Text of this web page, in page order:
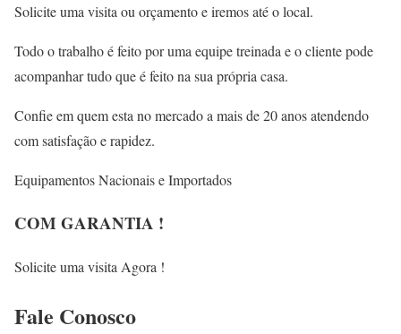
Solicite uma visita ou orçamento e iremos até o local.
Todo o trabalho é feito por uma equipe treinada e o cliente pode
acompanhar tudo que é feito na sua própria casa.
Confie em quem esta no mercado a mais de 20 anos atendendo
com satisfação e rapidez.
Equipamentos Nacionais e Importados
COM GARANTIA !
Solicite uma visita Agora !
Fale Conosco